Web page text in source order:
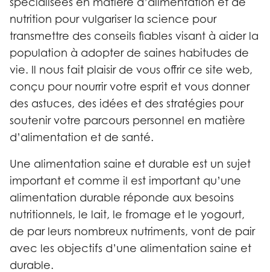
nutrition pour vulgariser la science pour
transmettre des conseils fiables visant à aider la
population à adopter de saines habitudes de
vie. Il nous fait plaisir de vous offrir ce site web,
conçu pour nourrir votre esprit et vous donner
des astuces, des idées et des stratégies pour
soutenir votre parcours personnel en matière
d’alimentation et de santé.
Une alimentation saine et durable est un sujet
important et comme il est important qu’une
alimentation durable réponde aux besoins
nutritionnels, le lait, le fromage et le yogourt,
de par leurs nombreux nutriments, vont de pair
avec les objectifs d’une alimentation saine et
durable.